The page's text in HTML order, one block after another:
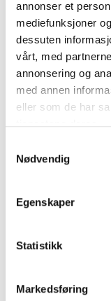
annonser et
mediefunksjoner
dessuten
vårt, med
annonsering og
med annen
eller som de har
Nødvendig
Egenskaper
Statistikk
Markedsføring
Erfaringenmå
minimum
Hatt
sammen.
på led. Må
fall på led,
Man må
uanstrengt.